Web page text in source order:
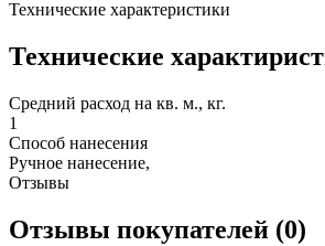
Технические характеристики
Технические
Средний расход на кв. м., кг.
1
Способ нанесения
Ручное нанесение,
Отзывы
Отзывы покупателей (0)